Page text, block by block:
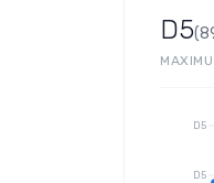
D5(
D5
D5